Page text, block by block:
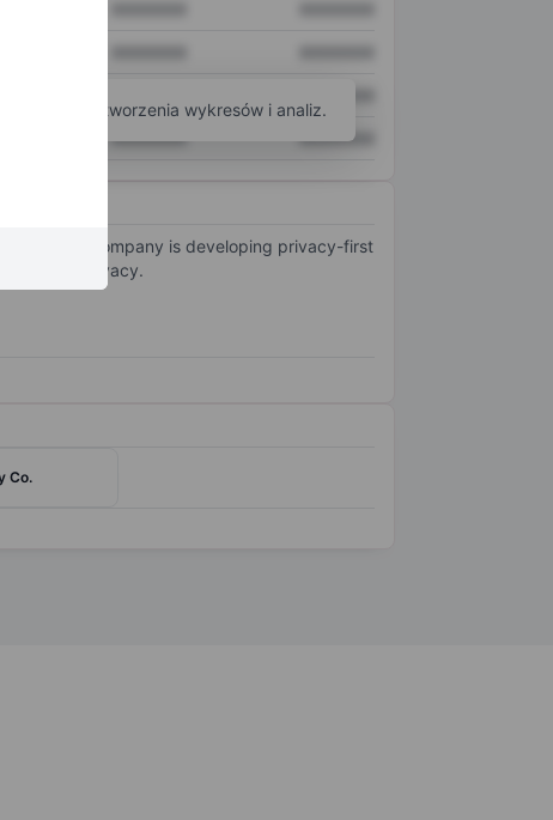
XXXXXXX XXXXXXX
do tworzenia wykresów i analiz.
The Company is developing privacy-first
privacy.
Co.